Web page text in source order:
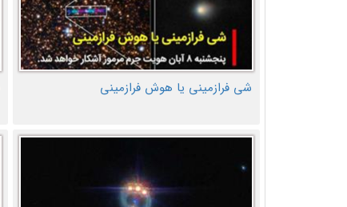
شی فرازمینی یا هوش فرازمینی